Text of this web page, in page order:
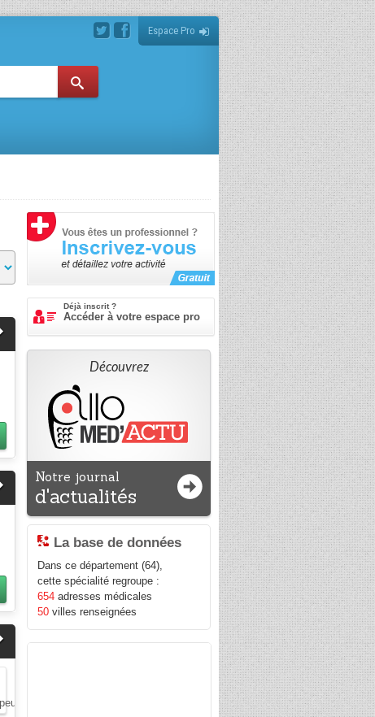
Espace Pro
Déjà inscrit ?
Accéder à votre espace pro
Découvrez
Notre journal
d'actualités
La base de données
Dans ce département (64),
cette spécialité regroupe :
654 adresses médicales
50 villes renseignées